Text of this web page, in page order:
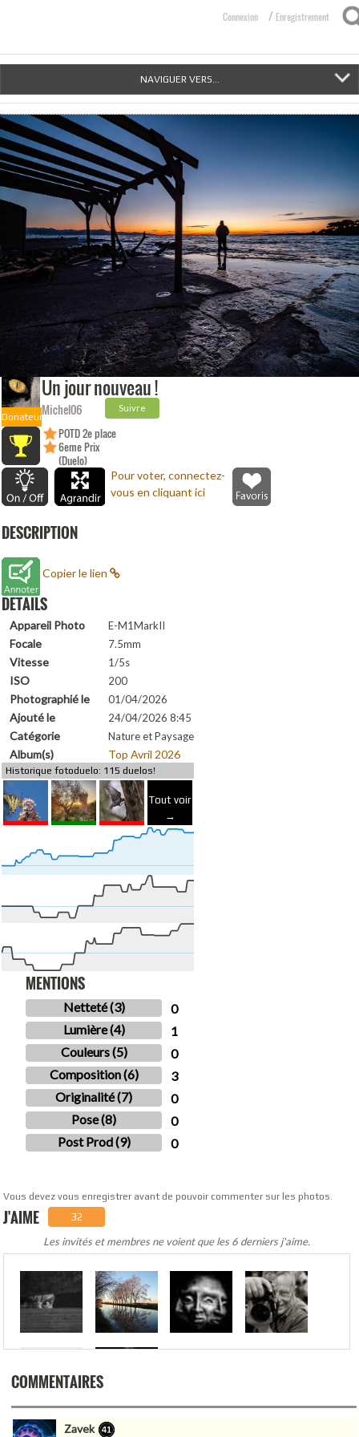
Connexion / Enregistrement
NAVIGUER VERS...
Donateur
Un jour nouveau !
Michel06 Suivre
POTD 2e place
6eme Prix
(Duelo)
Pour voter, connectez-
vous en cliquant ici
DESCRIPTION
Copier le lien
DETAILS
Appareil Photo E-M1MarkII
Focale 7.5mm
Vitesse 1/5s
ISO 200
Photographié le 01/04/2026
Ajouté le 24/04/2026 8:45
Catégorie Nature et Paysage
Album(s) Top Avril 2026
Historique fotoduelo: 115 duelos!
Tout voir
→
MENTIONS
Netteté (3)
0
Lumière (4)
1
Couleurs (5)
0
Composition (6)
3
Originalité (7)
0
Pose (8)
0
Post Prod (9)
0
Vous devez vous enregistrer avant de pouvoir commenter sur les photos.
J'AIME 32
Les invités et membres ne voient que les 6 derniers j'aime.
COMMENTAIRES
Zavek